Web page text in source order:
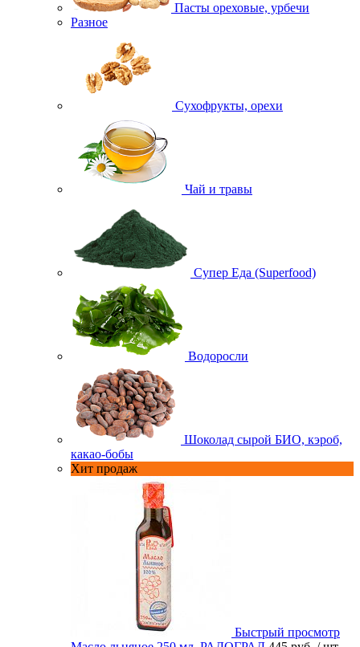
Пасты ореховые, урбечи
Разное
Сухофрукты, орехи
Чай и травы
Супер Еда (Superfood)
Водоросли
Шоколад сырой БИО, кэроб,
какао-бобы
Хит продаж
Быстрый просмотр